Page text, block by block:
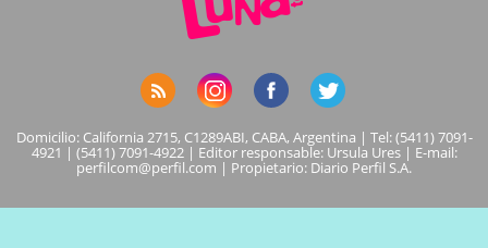
Domicilio: California 2715, C1289ABI, CABA, Argentina | Tel: (5411) 7091-
4921 | (5411) 7091-4922 | Editor responsable: Ursula Ures | E-mail:
perfilcom@perfil.com | Propietario: Diario Perfil S.A.